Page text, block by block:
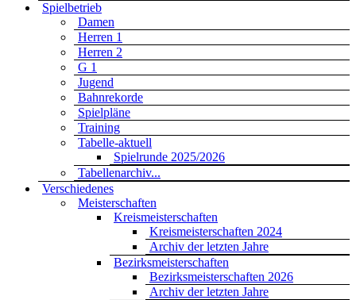
Spielbetrieb
Damen
Herren 1
Herren 2
G 1
Jugend
Bahnrekorde
Spielpläne
Training
Tabelle-aktuell
Spielrunde 2025/2026
Tabellenarchiv...
Verschiedenes
Meisterschaften
Kreismeisterschaften
Kreismeisterschaften 2024
Archiv der letzten Jahre
Bezirksmeisterschaften
Bezirksmeisterschaften 2026
Archiv der letzten Jahre